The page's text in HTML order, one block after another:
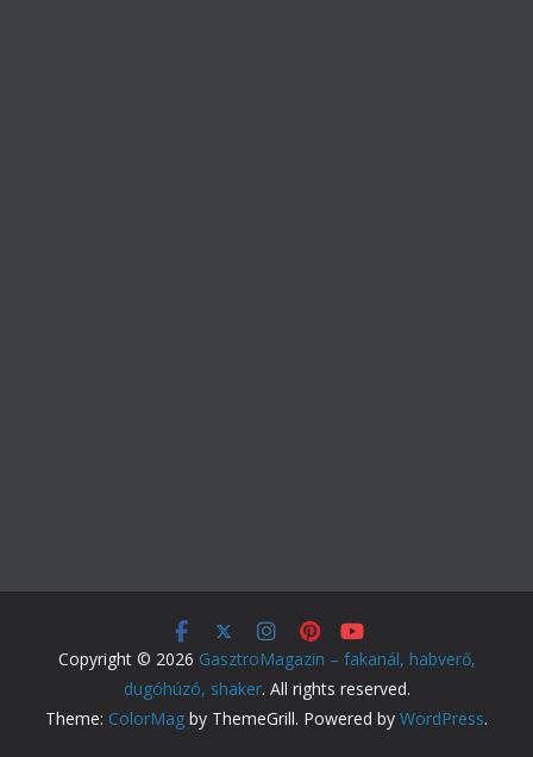
Copyright © 2026 GasztroMagazin – fakanál, habverő,
dugóhúzó, shaker. All rights reserved.
Theme: ColorMag by ThemeGrill. Powered by WordPress.